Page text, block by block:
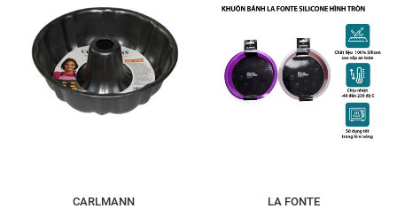
CARLMANN
LA FONTE